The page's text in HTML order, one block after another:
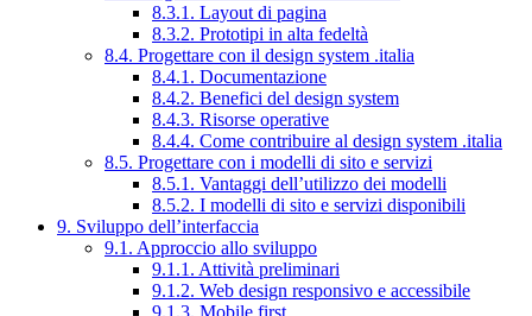
8.3.1. Layout di pagina
8.3.2. Prototipi in alta fedeltà
8.4. Progettare con il design system .italia
8.4.1. Documentazione
8.4.2. Benefici del design system
8.4.3. Risorse operative
8.4.4. Come contribuire al design system .italia
8.5. Progettare con i modelli di sito e servizi
8.5.1. Vantaggi dell’utilizzo dei modelli
8.5.2. I modelli di sito e servizi disponibili
9. Sviluppo dell’interfaccia
9.1. Approccio allo sviluppo
9.1.1. Attività preliminari
9.1.2. Web design responsivo e accessibile
9.1.3. Mobile first